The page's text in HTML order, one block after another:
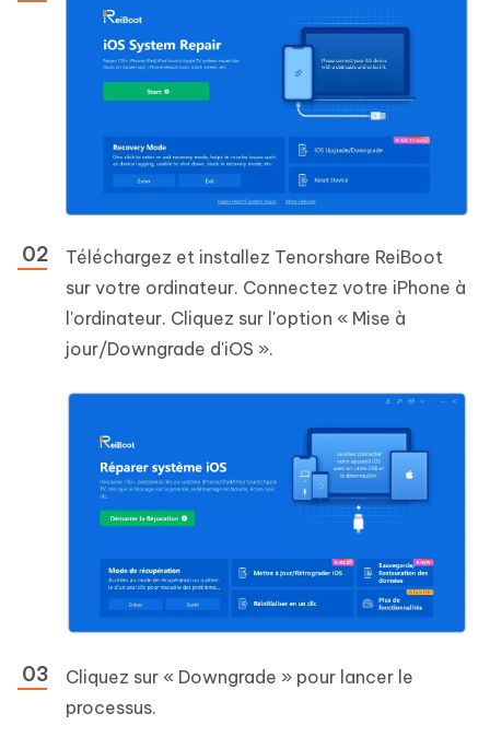
Téléchargez et installez Tenorshare ReiBoot
sur votre ordinateur. Connectez votre iPhone à
l'ordinateur. Cliquez sur l'option « Mise à
jour/Downgrade d'iOS ».
Cliquez sur « Downgrade » pour lancer le
processus.